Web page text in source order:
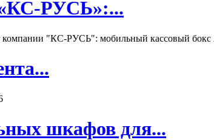
РУСЬ»:...
компании "КС-РУСЬ": мобильный кассовый
шкафов для...